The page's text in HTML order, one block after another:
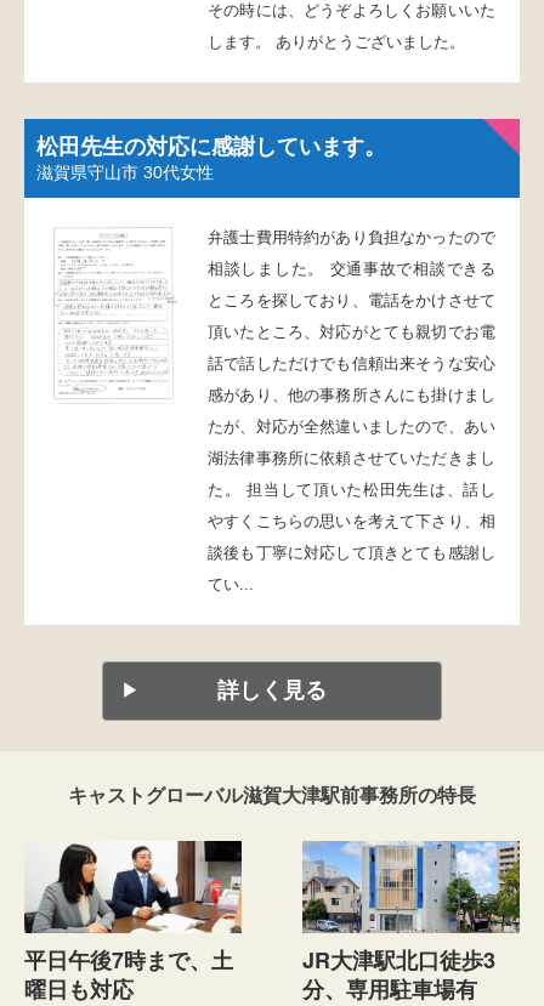
その時には、どうぞよろしくお願いいた
します。 ありがとうございました。
松田先生の対応に感謝しています。
滋賀県守山市 30代女性
弁護士費用特約があり負担なかったので
相談しました。 交通事故で相談できる
ところを探しており、電話をかけさせて
頂いたところ、対応がとても親切でお電
話で話しただけでも信頼出来そうな安心
感があり、他の事務所さんにも掛けまし
たが、対応が全然違いましたので、あい
湖法律事務所に依頼させていただきまし
た。 担当して頂いた松田先生は、話し
やすくこちらの思いを考えて下さり、相
談後も丁寧に対応して頂きとても感謝し
てい...
詳しく見る
キャストグローバル滋賀大津駅前事務所の特長
平日午後7時まで、土
曜日も対応
JR大津駅北口徒歩3
分、専用駐車場有